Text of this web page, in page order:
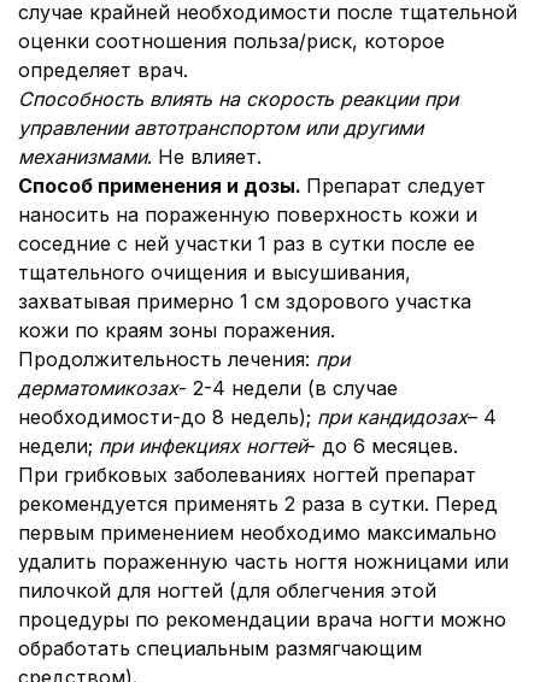
случае крайней необходимости после тщательной
оценки соотношения польза/риск, которое
определяет врач.
Способность влиять на скорость реакции при
управлении автотранспортом или другими
механизмами. Не влияет.
Способ применения и дозы. Препарат следует
наносить на пораженную поверхность кожи и
соседние с ней участки 1 раз в сутки после ее
тщательного очищения и высушивания,
захватывая примерно 1 см здорового участка
кожи по краям зоны поражения.
Продолжительность лечения: при
дерматомикозах- 2-4 недели (в случае
необходимости-до 8 недель); при кандидозах– 4
недели; при инфекциях ногтей- до 6 месяцев.
При грибковых заболеваниях ногтей препарат
рекомендуется применять 2 раза в сутки. Перед
первым применением необходимо максимально
удалить пораженную часть ногтя ножницами или
пилочкой для ногтей (для облегчения этой
процедуры по рекомендации врача ногти можно
обработать специальным размягчающим
средством).